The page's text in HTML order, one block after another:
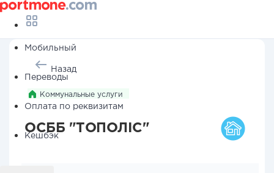
Мобильный
Переводы
Оплата по реквизитам
Кешбэк
Назад
Коммунальные услуги
ОСББ "ТОПОЛІС"